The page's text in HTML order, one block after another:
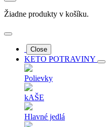
Žiadne produkty v košíku.
Close
KETO POTRAVINY
Polievky
kAŠE
Hlavné jedlá